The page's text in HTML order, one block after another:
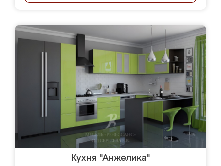
Кухня "Анжелика"